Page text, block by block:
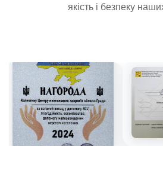
якість і безпеку